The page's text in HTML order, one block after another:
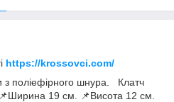
https://krossovci.com/
з поліефірного шнура. Клатч
19 см. 📌Висота 12 см.